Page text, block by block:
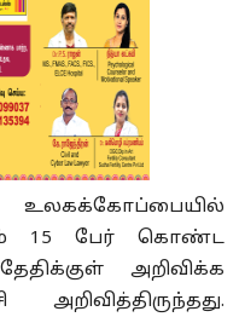
15 பேர் கொண்ட
அறிவிக்க